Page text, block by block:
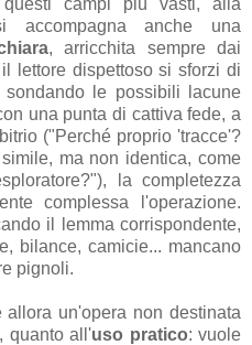
accompagna anche una
, arricchita sempre dai
lettore dispettoso si sforzi di
le possibili lacune
una punta di cattiva fede, a
("Perché proprio 'tracce'?
ma non identica, come
la completezza
complessa l'operazione.
il lemma corrispondente,
bilance, camicie... mancano
pignoli.
allora un'opera non destinata
quanto all'uso pratico: vuole